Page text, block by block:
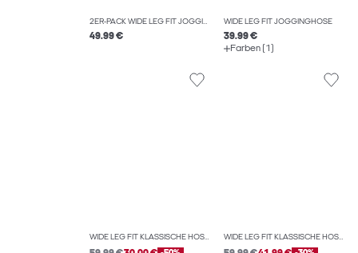
2ER-PACK WIDE LEG FIT JOGGINGHOSE
49.99 €
WIDE LEG FIT JOGGINGHOSE
39.99 €
Farben (1)
WIDE LEG FIT KLASSISCHE HOSEN WIDE LEG FIT KLASSISCHE HOSEN